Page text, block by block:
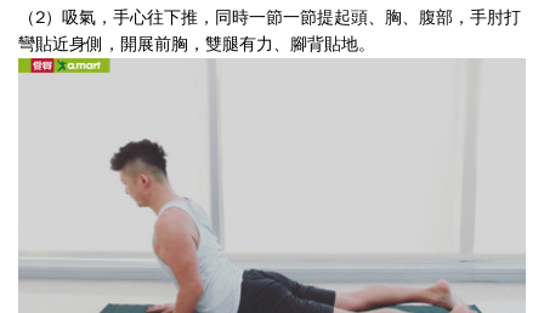
（2）吸氣，手心往下推，同時一節一節提起頭、胸、腹部，手肘打
彎貼近身側，開展前胸，雙腿有力、腳背貼地。